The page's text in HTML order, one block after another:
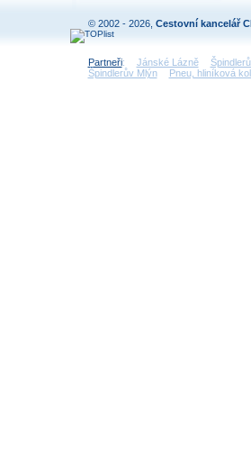
© 2002 - 2026, Cestovní kancelář
Partneři: Jánské Lázně
Špindlerův Mlýn
Pneu, hliníková